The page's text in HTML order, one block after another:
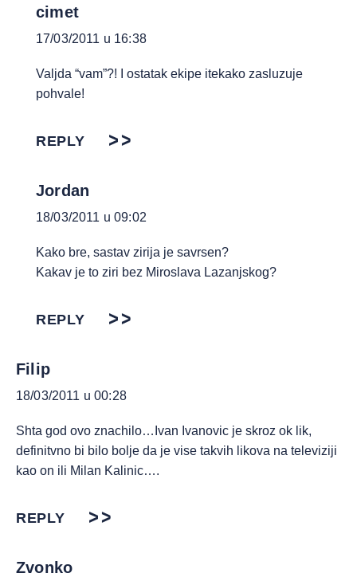
cimet
17/03/2011 u 16:38
Valjda “vam”?! I ostatak ekipe itekako zasluzuje
pohvale!
REPLY
Jordan
18/03/2011 u 09:02
Kako bre, sastav zirija je savrsen?
Kakav je to ziri bez Miroslava Lazanjskog?
REPLY
Filip
18/03/2011 u 00:28
Shta god ovo znachilo…Ivan Ivanovic je skroz ok lik,
definitvno bi bilo bolje da je vise takvih likova na televiziji
kao on ili Milan Kalinic….
REPLY
Zvonko